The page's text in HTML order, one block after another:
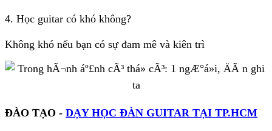
4. Học guitar có khó không?
Không khó nếu bạn có sự đam mê và kiên trì
ĐÀO TẠO - DẠY HỌC ĐÀN GUITAR TẠI TP.HCM